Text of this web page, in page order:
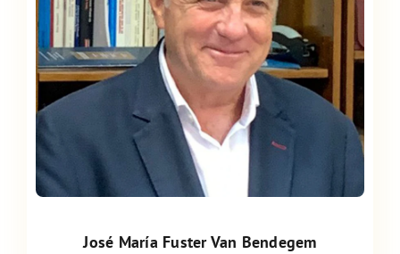
José María Fuster Van Bendegem
José María Fuster Van Bendegem